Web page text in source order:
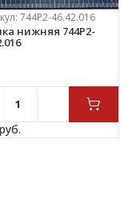
744Р2-46.42.016
нижняя 744Р2-
руб.